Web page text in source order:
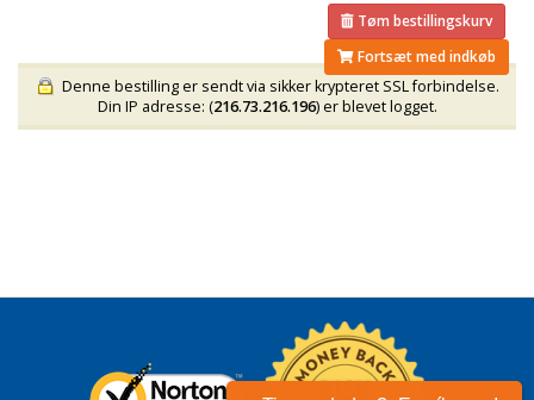
Tøm bestillingskurv
Fortsæt med indkøb
Denne bestilling er sendt via sikker krypteret SSL forbindelse.
Din IP adresse: (216.73.216.196) er blevet logget.